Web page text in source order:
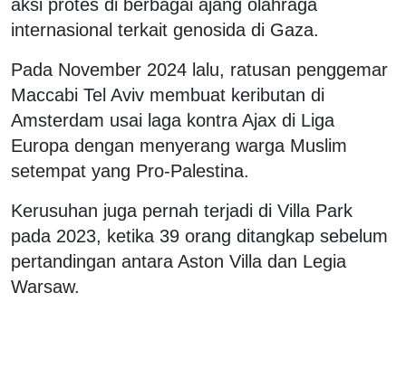
aksi protes di berbagai ajang olahraga
internasional terkait genosida di Gaza.
Pada November 2024 lalu, ratusan penggemar
Maccabi Tel Aviv membuat keributan di
Amsterdam usai laga kontra Ajax di Liga
Europa dengan menyerang warga Muslim
setempat yang Pro-Palestina.
Kerusuhan juga pernah terjadi di Villa Park
pada 2023, ketika 39 orang ditangkap sebelum
pertandingan antara Aston Villa dan Legia
Warsaw.